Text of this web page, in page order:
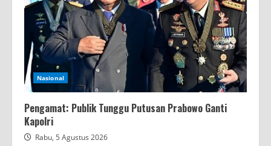
Nasional
Pengamat: Publik Tunggu Putusan Prabowo Ganti
Kapolri
Rabu, 5 Agustus 2026